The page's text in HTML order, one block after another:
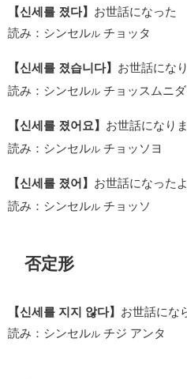
【신세를 졌다】 お世話になった
読み：シンセルル チョッタ
【신세를 졌습니다】 お世話にな
読み：シンセルル チョッスムニダ
【신세를 졌어요】 お世話になり
読み：シンセルル チョッソヨ
【신세를 졌어】 お世話になったよ
読み：シンセルル チョッソ
否定形
【신세를 지지 않다】 お世話にな
読み：シンセルル チジ アンタ